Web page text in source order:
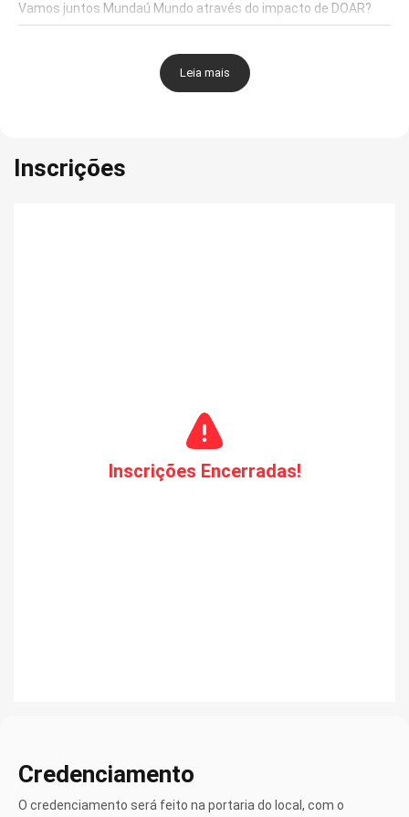
Vamos juntos Mundaú Mundo através do impacto de DOAR?
Leia mais
Inscrições
Inscrições Encerradas!
Credenciamento
O credenciamento será feito na portaria do local, com o